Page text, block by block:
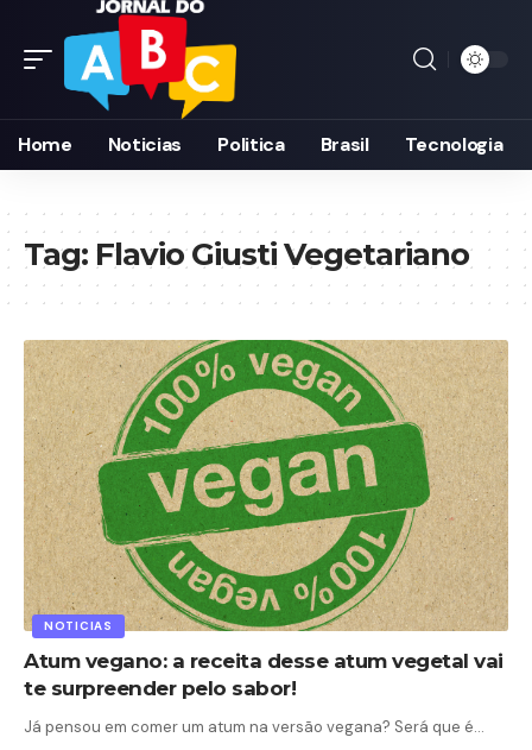
Home Noticias Politica Brasil Tecnologia
Tag: Flavio Giusti Vegetariano
NOTICIAS
Atum vegano: a receita desse atum vegetal vai
te surpreender pelo sabor!
Já pensou em comer um atum na versão vegana? Será que é…